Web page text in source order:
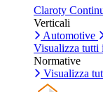
Claroty
Verticali
Automotive
Visualizza tutti
Normative
Visualizza